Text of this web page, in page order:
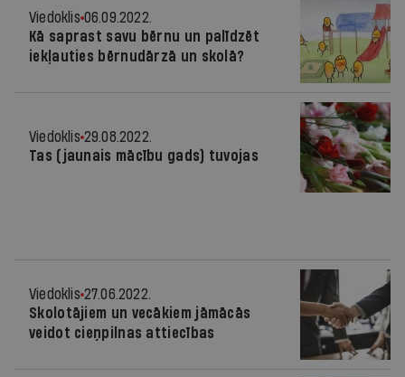
Viedoklis 06.09.2022.
Kā saprast savu bērnu un palīdzēt
iekļauties bērnudārzā un skolā?
Viedoklis 29.08.2022.
Tas (jaunais mācību gads) tuvojas
Viedoklis 27.06.2022.
Skolotājiem un vecākiem jāmācās
veidot cieņpilnas attiecības